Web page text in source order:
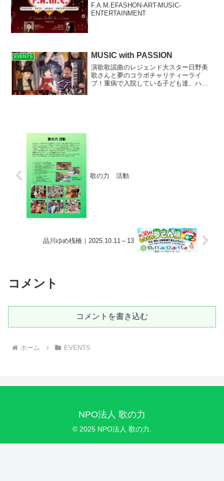
F.A.M.EFASHON-ART-MUSIC-
ENTERTAINMENT
EVENTS MUSIC with PASSION
演歌歌謡曲のレジェンド大スター日野美
歌さんと夢のコラボチャリティーライ
ブ！重病で入院している子ども達、ハン
歌の力 活動
品川ゆめ桟橋｜2025.10.11～13
コメント
コメントを書き込む
ホーム EVENTS
NPO法人 歌の力
© 2025 NPO法人 歌の力.